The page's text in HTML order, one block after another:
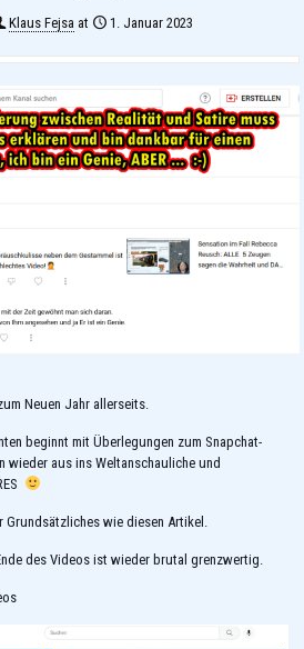
Klaus Fejsa at 1. Januar 2023
Neuen Jahr allerseits.
beginnt mit Überlegungen zum Snapchat-
wieder aus ins Weltanschauliche und
wie diesen Artikel.
des Videos ist wieder brutal grenzwertig.